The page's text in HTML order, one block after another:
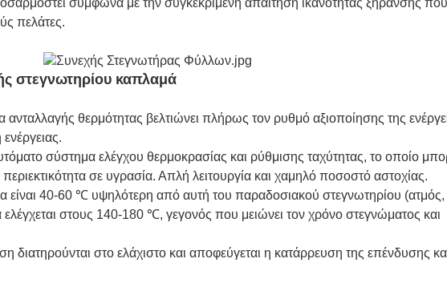
σύμφωνα με την συγκεκριμένη απαίτηση ικανότητας ξήρανσης που
πελάτες.
στεγνωτηρίου καπλαμά
θερμότητας βελτιώνει πλήρως τον ρυθμό αξιοποίησης της
σύστημα ελέγχου θερμοκρασίας και ρύθμισης ταχύτητας, το οποίο
περιεκτικότητα σε υγρασία. Απλή λειτουργία και χαμηλό ποσοστό αστοχίας.
είναι 40-60 ℃ υψηλότερη από αυτή του παραδοσιακού στεγνωτηρίου (ατμός,
ελέγχεται στους 140-180 ℃, γεγονός που μειώνει τον χρόνο στεγνώματος και
στο ελάχιστο και αποφεύγεται η κατάρρευση της επένδυσης